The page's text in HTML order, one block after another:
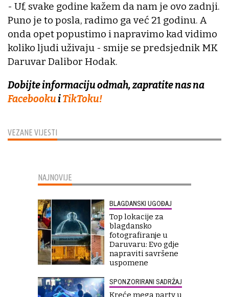
VEZANE VIJESTI
- Uf, svake godine kažem da nam je ovo zadnji.
Puno je to posla, radimo ga već 21 godinu. A
onda opet popustimo i napravimo kad vidimo
koliko ljudi uživaju - smije se predsjednik MK
Daruvar Dalibor Hodak.
Dobijte informaciju odmah, zapratite nas na
FacebookuiTikToku!
NAJNOVIJE
BLAGDANSKI UGOĐAJ
Top lokacije za
blagdansko
fotografiranje u
Daruvaru: Evo gdje
napraviti savršene
uspomene
SPONZORIRANI SADRŽAJ
Kreće mega party u